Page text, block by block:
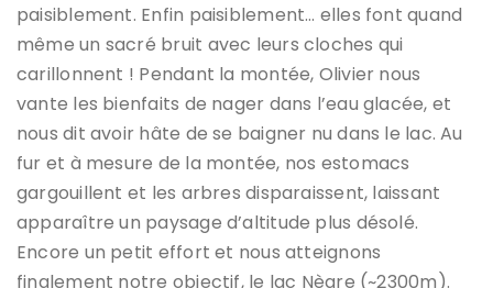
paisiblement. Enfin paisiblement… elles font quand
même un sacré bruit avec leurs cloches qui
carillonnent ! Pendant la montée, Olivier nous
vante les bienfaits de nager dans l’eau glacée, et
nous dit avoir hâte de se baigner nu dans le lac. Au
fur et à mesure de la montée, nos estomacs
gargouillent et les arbres disparaissent, laissant
apparaître un paysage d’altitude plus désolé.
Encore un petit effort et nous atteignons
finalement notre objectif, le lac Nègre (~2300m).